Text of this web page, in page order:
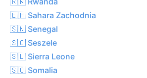
🇪🇭 Sahara Zachodnia
🇸🇳 Senegal
🇸🇨 Seszele
🇸🇱 Sierra Leone
🇸🇴 Somalia